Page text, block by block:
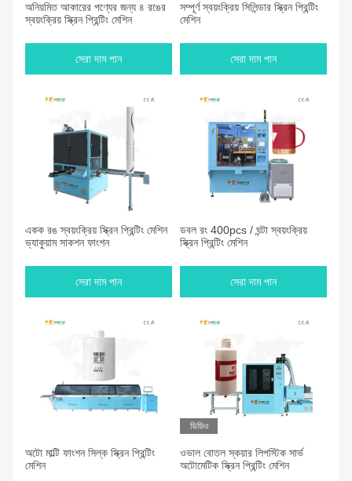
অনিয়মিত আকারের পণ্যের জন্য ৪ রঙের
স্বয়ংক্রিয় স্ক্রিন প্রিন্টিং মেশিন
সেরা দাম পান
সম্পূর্ণ স্বয়ংক্রিয় সিলিন্ডার স্ক্রিন প্রিন্টিং
মেশিন
সেরা দাম পান
একক রঙ স্বয়ংক্রিয় স্ক্রিন প্রিন্টিং মেশিন
ভ্যাকুয়াম সাকশন ফাংশন
সেরা দাম পান
ডবল রং 400pcs / ঘন্টা স্বয়ংক্রিয়
স্ক্রিন প্রিন্টিং মেশিন
সেরা দাম পান
অটো মাল্টি ফাংশন সিল্ক স্ক্রিন প্রিন্টিং
মেশিন
ভিডিও
ওভাল বোতল স্কয়ার লিপস্টিক সার্ভ
অটোমেটিক স্ক্রিন প্রিন্টিং মেশিন